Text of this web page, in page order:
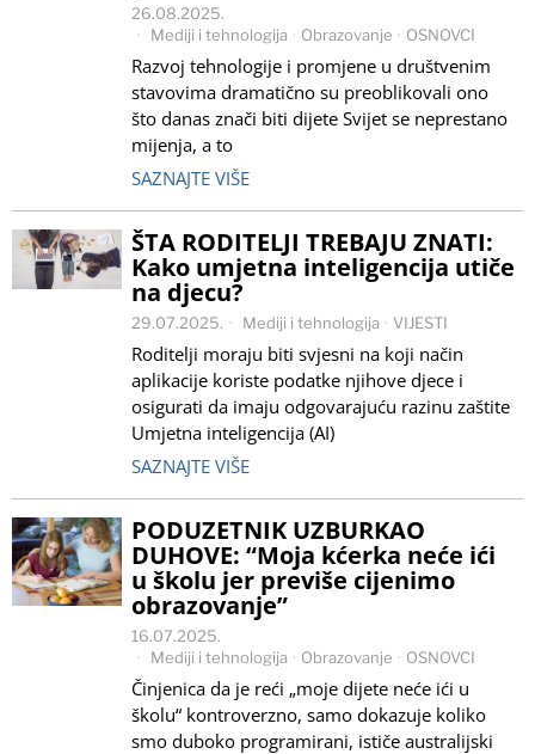
26.08.2025.
Mediji i tehnologija · Obrazovanje · OSNOVCI
Razvoj tehnologije i promjene u društvenim
stavovima dramatično su preoblikovali ono
što danas znači biti dijete Svijet se neprestano
mijenja, a to
SAZNAJTE VIŠE
ŠTA RODITELJI TREBAJU ZNATI:
Kako umjetna inteligencija utiče
na djecu?
29.07.2025. Mediji i tehnologija · VIJESTI
Roditelji moraju biti svjesni na koji način
aplikacije koriste podatke njihove djece i
osigurati da imaju odgovarajuću razinu zaštite
Umjetna inteligencija (AI)
SAZNAJTE VIŠE
PODUZETNIK UZBURKAO
DUHOVE: “Moja kćerka neće ići
u školu jer previše cijenimo
obrazovanje”
16.07.2025.
Mediji i tehnologija · Obrazovanje · OSNOVCI
Činjenica da je reći „moje dijete neće ići u
školu“ kontroverzno, samo dokazuje koliko
smo duboko programirani, ističe australijski